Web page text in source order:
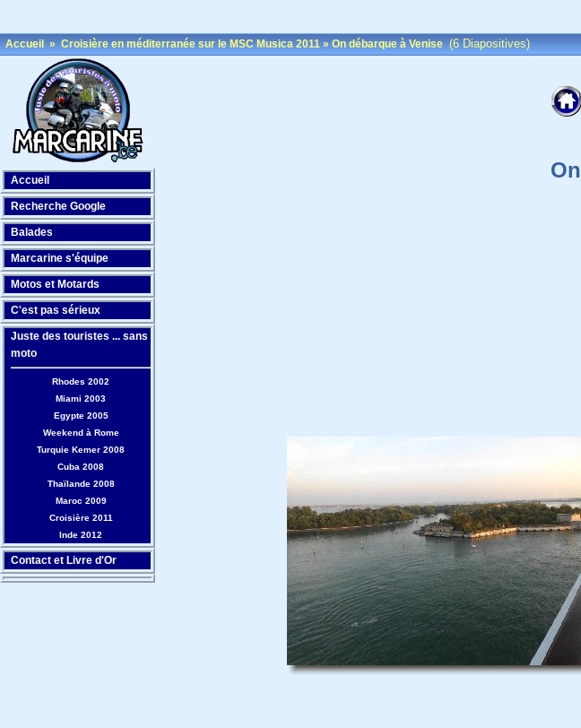
Accueil»Croisière en méditerranée sur le MSC Musica 2011»On débarque à Venise (6 Diapositives)
Accueil
Recherche Google
Balades
Marcarine s'équipe
Motos et Motards
C'est pas sérieux
Juste des touristes ... sans
moto
Rhodes 2002
Miami 2003
Egypte 2005
Weekend à Rome
Turquie Kemer 2008
Cuba 2008
Thaïlande 2008
Maroc 2009
Croisière 2011
Inde 2012
Contact et Livre d'Or